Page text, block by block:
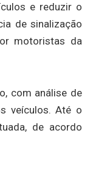
e reduzir o
de sinalização
motoristas da
com análise de
veículos. Até o
de acordo